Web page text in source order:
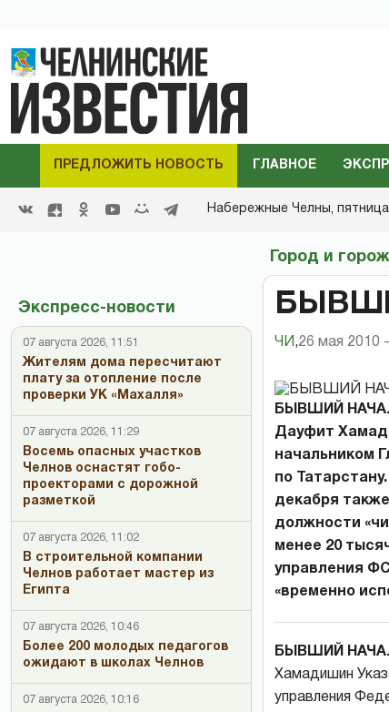
ПРЕДЛОЖИТЬ НОВОСТЬ ГЛАВНОЕ
Набережные Челны,
Экспресс-новости
07 августа 2026, 11:51
Жителям дома пересчитают
плату за отопление после
проверки УК «Махалля»
07 августа 2026, 11:29
Восемь опасных участков
Челнов оснастят гобо-
проекторами с дорожной
разметкой
07 августа 2026, 11:02
В строительной компании
Челнов работает мастер из
Египта
07 августа 2026, 10:46
Более 200 молодых педагогов
ожидают в школах Челнов
07 августа 2026, 10:16
Город и
ЧИ ,26 мая 2010
БЫВШИЙ
Дауфит
начальником
по
декабря
должности
менее 20
управления
«временно
БЫВШИЙ
Хамадишин
управления